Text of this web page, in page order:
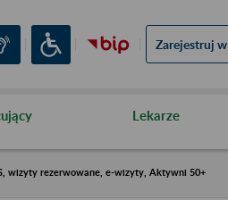
Zarejestruj w
Lekarze
wizyty rezerwowane, e-wizyty, Aktywni 50+